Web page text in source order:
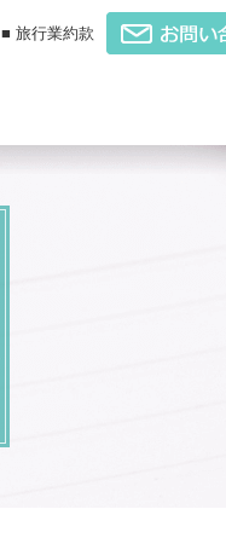
■ 旅行業約款